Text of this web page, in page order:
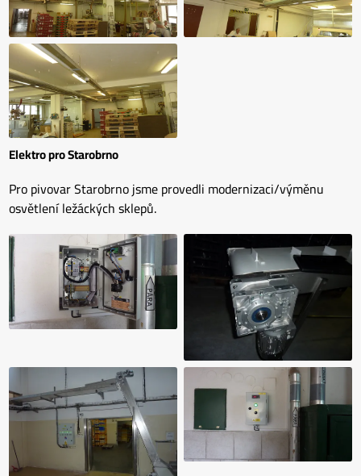
Elektro pro Starobrno
Pro pivovar Starobrno jsme provedli modernizaci/výměnu
osvětlení ležáckých sklepů.